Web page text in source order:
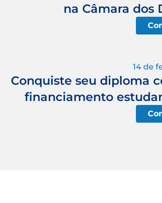
na Câmara dos
14 de
Conquiste seu diploma
financiamento